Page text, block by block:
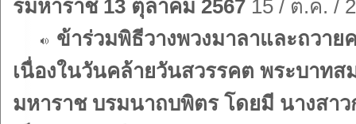
รมหาราช 13 ตุลาคม 2567 15 / ต.ค. /
ข้าร่วมพิธีวางพวงมาลาและถวา
เนื่องในวันคล้ายวันสวรรคต พระบาท
มหาราช บรมนาถบพิตร โดยมี นางสา